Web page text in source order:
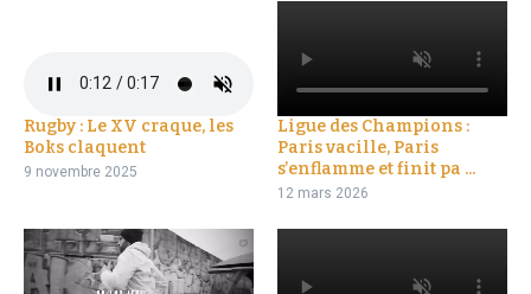
Rugby : Le XV craque, les
Boks claquent
9 novembre 2025
Ligue des Champions :
Paris vacille, Paris
s’enflamme et finit pa ...
12 mars 2026